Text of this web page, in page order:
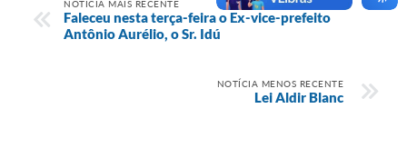
NOTÍCIA MAIS RECENTE
Faleceu nesta terça-feira o Ex-vice-prefeito
Antônio Aurélio, o Sr. Idú
NOTÍCIA MENOS RECENTE
Lei Aldir Blanc